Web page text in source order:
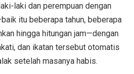
laki dan perempuan dengan
itu beberapa tahun, beberapa
hingga hitungan jam—dengan
dan ikatan tersebut otomatis
setelah masanya habis.